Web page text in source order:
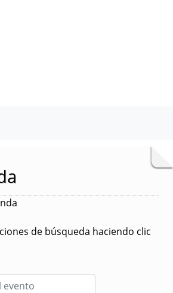
de búsqueda haciendo clic